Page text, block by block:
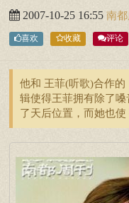
2007-10-25 16:55 南都
喜欢 收藏 评论
他和 王菲(听歌)合作
辑使得王菲拥有除了
了天后位置，而她也